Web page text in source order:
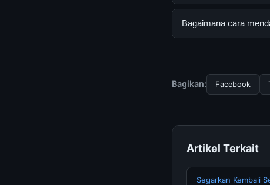
resmi dan mengikuti
Ya, kufi art: Online
Bagaimana cara
terpercaya.
Bagikan: Facebook
Artikel Terkait
Segarkan Kembali